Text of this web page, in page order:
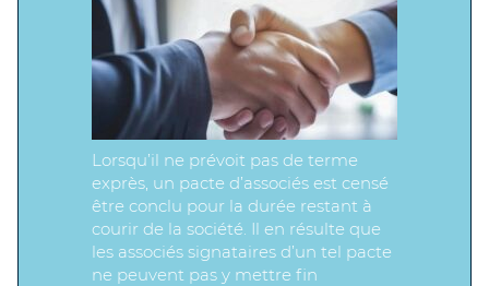
Lorsqu’il ne prévoit pas de terme
exprès, un pacte d’associés est censé
être conclu pour la durée restant à
courir de la société. Il en résulte que
les associés signataires d’un tel pacte
ne peuvent pas y mettre fin